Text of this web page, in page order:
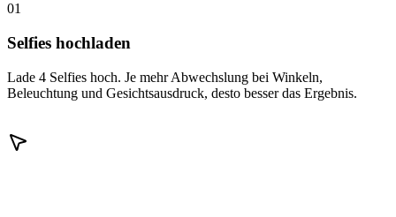
01
Selfies hochladen
Lade 4 Selfies hoch. Je mehr Abwechslung bei Winkeln,
Beleuchtung und Gesichtsausdruck, desto besser das Ergebnis.